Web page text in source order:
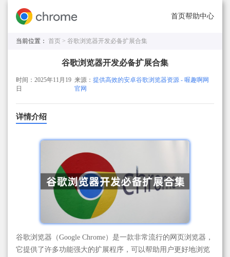
首页帮助中心
当前位置： 首页 > 谷歌浏览器开发必备扩展合集
谷歌浏览器开发必备扩展合集
时间：2025年11月19
日
来源：提供高效的安卓谷歌浏览器资源 - 喔趣啊网
官网
详情介绍
谷歌浏览器（Google Chrome）是一款非常流行的网页浏览器，
它提供了许多功能强大的扩展程序，可以帮助用户更好地浏览